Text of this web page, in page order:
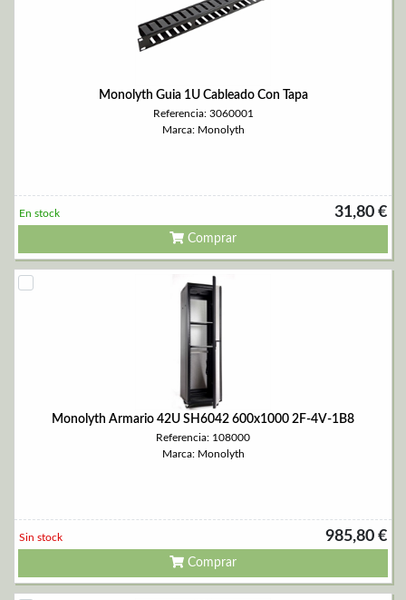
Monolyth Guia 1U Cableado Con Tapa
Referencia: 3060001
Marca: Monolyth
31,80 €
En stock
Comprar
Monolyth Armario 42U SH6042 600x1000 2F-4V-1B8
Referencia: 108000
Marca: Monolyth
985,80 €
Sin stock
Comprar